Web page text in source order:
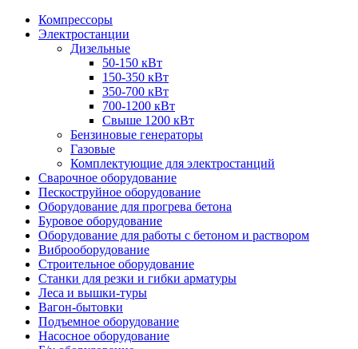
Компрессоры
Электростанции
Дизельные
50-150 кВт
150-350 кВт
350-700 кВт
700-1200 кВт
Свыше 1200 кВт
Бензиновые генераторы
Газовые
Комплектующие для электростанций
Сварочное оборудование
Пескоструйное оборудование
Оборудование для прогрева бетона
Буровое оборудование
Оборудование для работы с бетоном и раствором
Виброоборудование
Строительное оборудование
Станки для резки и гибки арматуры
Леса и вышки-туры
Вагон-бытовки
Подъемное оборудование
Насосное оборудование